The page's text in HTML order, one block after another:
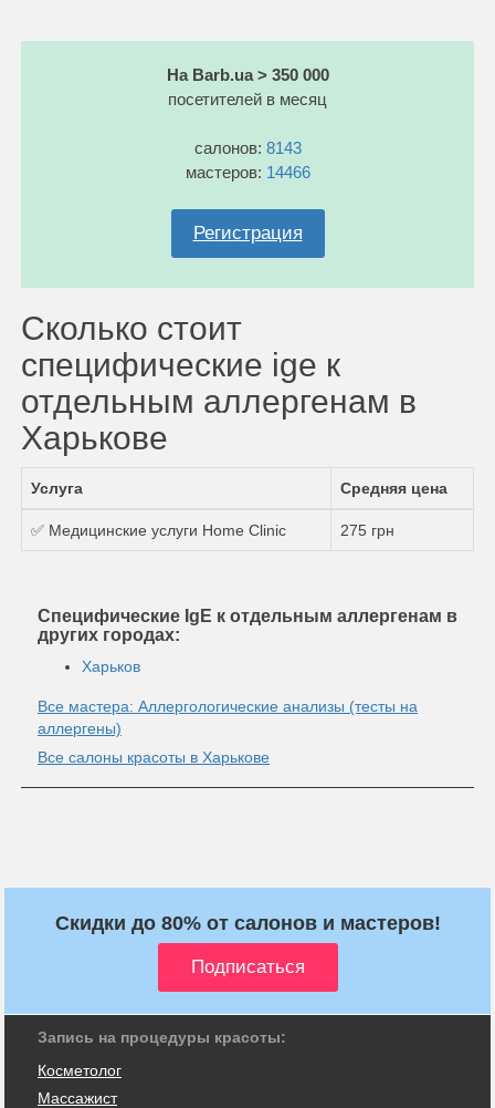
На Barb.ua > 350 000
посетителей в месяц
салонов: 8143
мастеров: 14466
Регистрация
Сколько стоит
специфические ige к
отдельным аллергенам в
Харькове
Услуга Средняя цена
✅ Медицинские услуги Home Clinic 275 грн
Специфические IgE к отдельным аллергенам в
других городах:
Харьков
Все мастера: Аллергологические анализы (тесты на
аллергены)
Все салоны красоты в Харькове
Скидки до 80% от салонов и мастеров!
Запись на процедуры красоты:
Косметолог
Массажист